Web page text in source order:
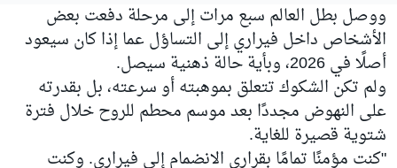
ووصل بطل العالم سبع مرات إلى مرحلة دفعت بعض
الأشخاص داخل فيراري إلى التساؤل عما إذا كان سيعود
أصلًا في 2026، وبأية حالة ذهنية سيصل.
ولم تكن الشكوك تتعلق بموهبته أو سرعته، بل بقدرته
على النهوض مجددًا بعد موسم محطم للروح خلال فترة
شتوية قصيرة للغاية.
"كنت مؤمنًا تمامًا بقراري الانضمام إلى فيراري. وكنت